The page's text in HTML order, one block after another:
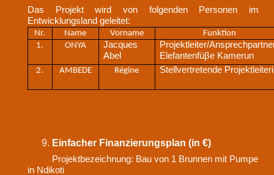
Das Projekt wird von folgenden Personen im
Entwicklungsland geleitet:
Nr. Name Vorname
Funktion
1.
ONYA
Jacques
Abel
Projektleiter/
Elefantenfüβe Kamerun
2. AMBEDE Régine Stellvertretende
Einfacher Finanzierungsplan (in €)
Projektbezeichnung: Bau von 1 Brunnen mit Pumpe
in Ndikoti